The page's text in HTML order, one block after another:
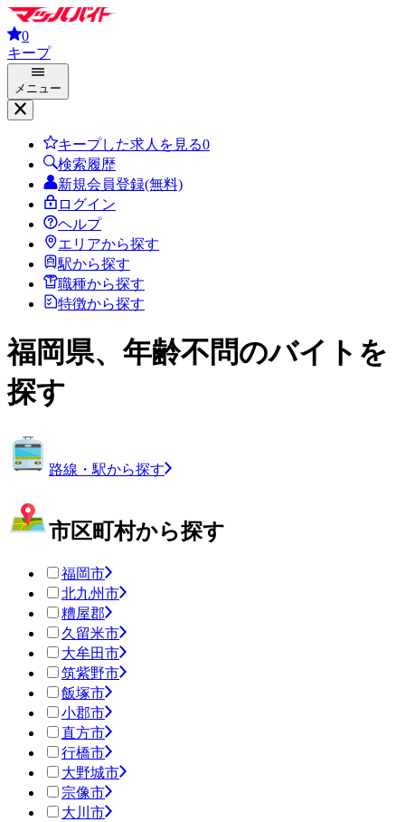
0
キープ
メニュー
キープした求人を見る0
検索履歴
新規会員登録(無料)
ログイン
ヘルプ
エリアから探す
駅から探す
職種から探す
特徴から探す
福岡県、年齢不問のバイトを
探す
路線・駅から探す
市区町村から探す
福岡市
北九州市
糟屋郡
久留米市
大牟田市
筑紫野市
飯塚市
小郡市
直方市
行橋市
大野城市
宗像市
大川市